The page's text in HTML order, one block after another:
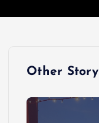
Other Story